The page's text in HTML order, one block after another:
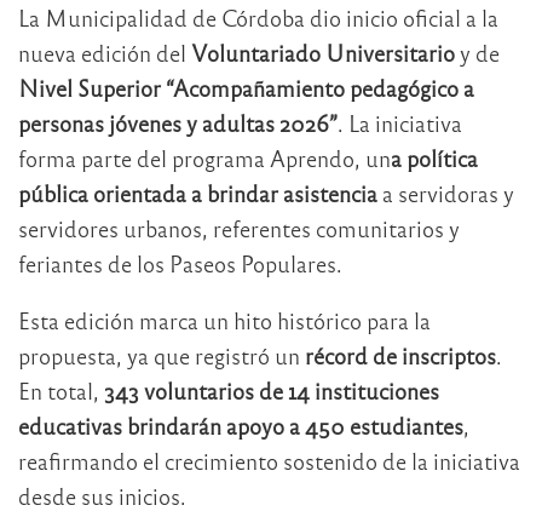
La Municipalidad de Córdoba dio inicio oficial a la
nueva edición del Voluntariado Universitarioy de
Nivel Superior “Acompañamiento pedagógico a
personas jóvenes y adultas 2026”. La iniciativa
forma parte del programa Aprendo, una política
pública orientada a brindar asistencia a servidoras y
servidores urbanos, referentes comunitarios y
feriantes de los Paseos Populares.
Esta edición marca un hito histórico para la
propuesta, ya que registró un récord de inscriptos.
En total, 343 voluntarios de 14 instituciones
educativas brindarán apoyo a 450 estudiantes,
reafirmando el crecimiento sostenido de la iniciativa
desde sus inicios.